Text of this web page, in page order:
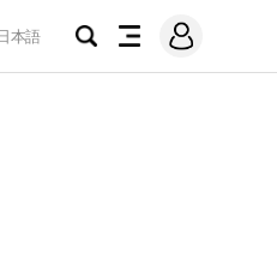
日本語
검
전
메
그